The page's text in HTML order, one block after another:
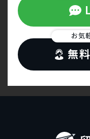
お気
無